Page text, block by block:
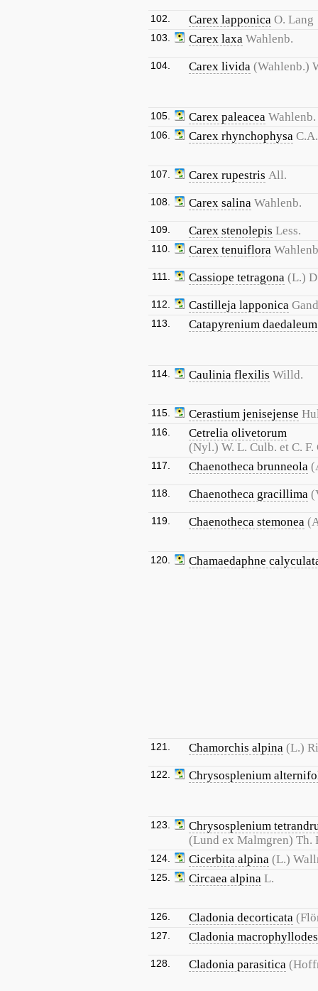
102. Carex lapponica O. Lang
103. Carex laxa Wahlenb.
104. Carex livida (Wahlenb.)
105. Carex paleacea Wahlenb.
106. Carex rhynchophysa
107. Carex rupestris All.
108. Carex salina Wahlenb.
109. Carex stenolepis Less.
110. Carex tenuiflora
111. Cassiope tetragona (L.)
112. Castilleja lapponica
113. Catapyrenium daedaleum
114. Caulinia flexilis Willd.
115. Cerastium jenisejense
116.
Cetrelia olivetorum
(Nyl.) W. L. Culb. et C. F.
117. Chaenotheca brunneola
118. Chaenotheca gracillima
119. Chaenotheca stemonea
120. Chamaedaphne
121. Chamorchis alpina (L.)
122. Chrysosplenium
123.
Chrysosplenium
(Lund ex Malmgren) Th.
124. Cicerbita alpina (L.)
125. Circaea alpina L.
126. Cladonia decorticata
127. Cladonia macrophyllodes
128. Cladonia parasitica